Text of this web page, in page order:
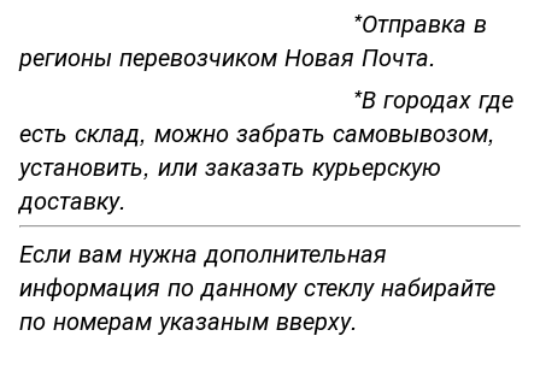
*Отправка в
регионы перевозчиком Новая Почта.
*В городах где
есть склад, можно забрать самовывозом,
установить, или заказать курьерскую
доставку.
Если вам нужна дополнительная
информация по данному стеклу набирайте
по номерам указаным вверху.